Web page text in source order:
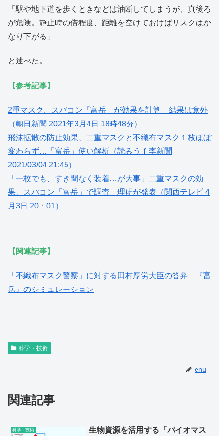
「駅や地下道を歩くときなどは油断してしまうが、真後ろ
が危険。静止時の倍程度、距離を空けておけばリスクはか
なり下がる」
と述べた。
【参考記事】
2重マスク、スパコン「富岳」が効果を計算 結果は意外
（朝日新聞 2021年3月4日 18時48分）
飛沫拡散の防止効果、二重マスクと不織布マスク１枚ほぼ
変わらず…「富岳」使い解析（読みうｆ李新聞
2021/03/04 21:45）
「一枚でも、すき間なく装着…が大事」二重マスクの効
果、スパコン「富岳」で調査 理研が発表（関西テレビ 4
月3日 20：01）
【関連記事】
「不織布マスク警察」に対する田村厚労大臣の答弁 『富
岳』のシミュレーション
科学・技術
enu
関連記事
科学・技術
生物資源を活用する「バイオマス